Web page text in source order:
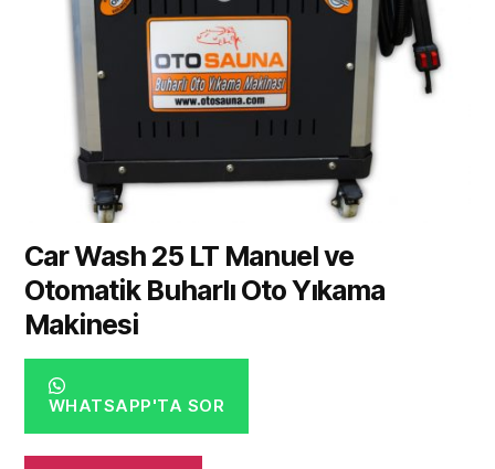
Car Wash 25 LT Manuel ve
Otomatik Buharlı Oto Yıkama
Makinesi
WHATSAPP'TA SOR